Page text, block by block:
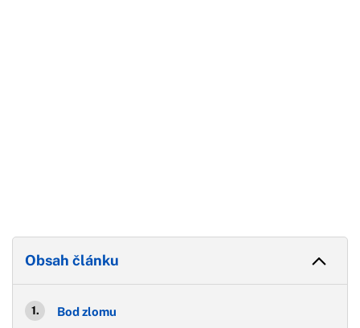
Obsah článku
Bod zlomu